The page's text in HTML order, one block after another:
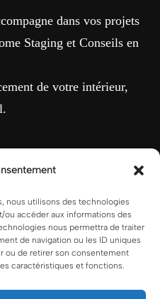
nous utilisons des technologies
accéder aux informations des
nous permettra de traiter
de navigation ou les ID uniques
ou de retirer son consentement
caractéristiques et fonctions.
dans vos projets
Staging et Conseils en
de votre intérieur,